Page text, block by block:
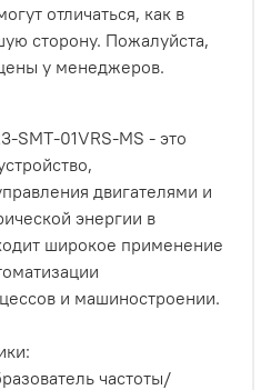
отличаться, как в
сторону. Пожалуйста,
у менеджеров.
SMT-01VRS-MS - это
двигателями и
энергии в
широкое применение
и машиностроении.
частоты/